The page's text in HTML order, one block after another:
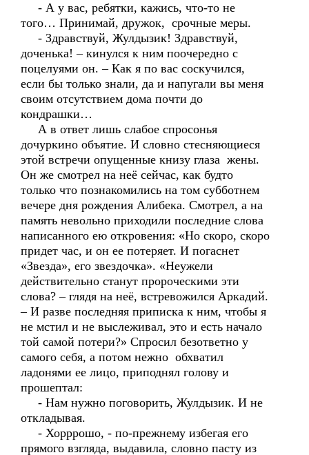
- А у вас, ребятки, кажись, что-то не
того… Принимай, дружок, срочные меры.
- Здравствуй, Жулдызик! Здравствуй,
доченька! – кинулся к ним поочередно с
поцелуями он. – Как я по вас соскучился,
если бы только знали, да и напугали вы меня
своим отсутствием дома почти до
кондрашки…
А в ответ лишь слабое спросонья
дочуркино объятие. И словно стесняющиеся
этой встречи опущенные книзу глаза жены.
Он же смотрел на неё сейчас, как будто
только что познакомились на том субботнем
вечере дня рождения Алибека. Смотрел, а на
память невольно приходили последние слова
написанного ею откровения: «Но скоро, скоро
придет час, и он ее потеряет. И погаснет
«Звезда», его звездочка». «Неужели
действительно станут пророческими эти
слова? – глядя на неё, встревожился Аркадий.
– И разве последняя приписка к ним, чтобы я
не мстил и не выслеживал, это и есть начало
той самой потери?» Спросил безответно у
самого себя, а потом нежно обхватил
ладонями ее лицо, приподнял голову и
прошептал:
- Нам нужно поговорить, Жулдызик. И не
откладывая.
- Хорррошо, - по-прежнему избегая его
прямого взгляда, выдавила, словно пасту из